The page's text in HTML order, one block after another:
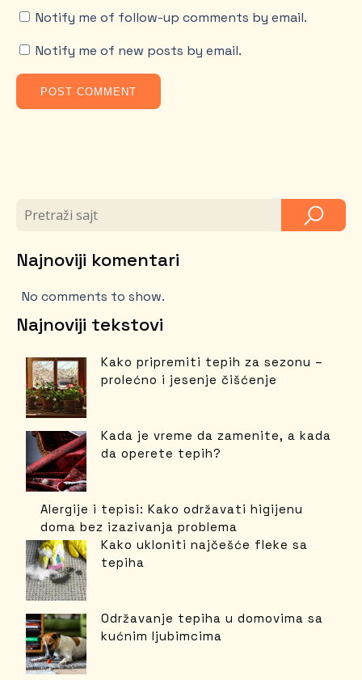
Notify me of follow-up comments by email.
Notify me of new posts by email.
Najnoviji komentari
No comments to show.
Najnoviji tekstovi
Kako pripremiti tepih za sezonu –
prolećno i jesenje čišćenje
Kada je vreme da zamenite, a kada
da operete tepih?
Alergije i tepisi: Kako održavati higijenu
doma bez izazivanja problema
Kako ukloniti najčešće fleke sa
tepiha
Održavanje tepiha u domovima sa
kućnim ljubimcima